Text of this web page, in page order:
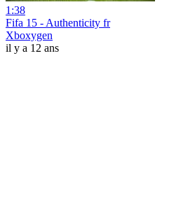
1:38
Fifa 15 - Authenticity fr
Xboxygen
il y a 12 ans